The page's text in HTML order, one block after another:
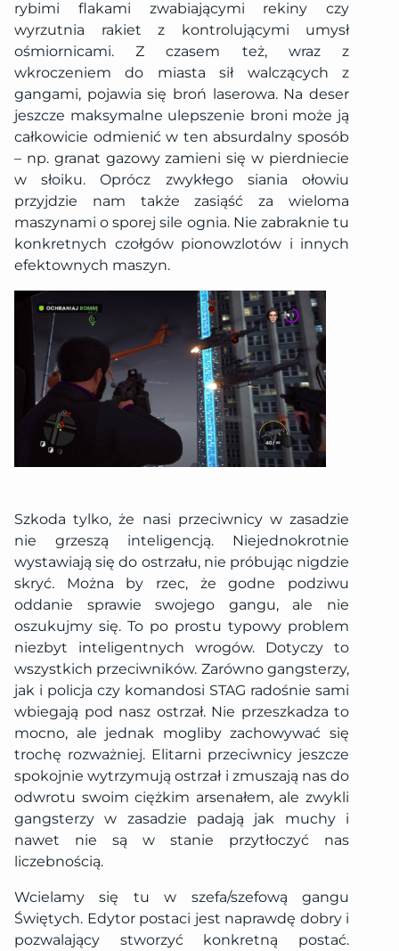
rybimi flakami zwabiającymi rekiny czy
wyrzutnia rakiet z kontrolującymi umysł
ośmiornicami. Z czasem też, wraz z
wkroczeniem do miasta sił walczących z
gangami, pojawia się broń laserowa. Na deser
jeszcze maksymalne ulepszenie broni może ją
całkowicie odmienić w ten absurdalny sposób
– np. granat gazowy zamieni się w pierdniecie
w słoiku. Oprócz zwykłego siania ołowiu
przyjdzie nam także zasiąść za wieloma
maszynami o sporej sile ognia. Nie zabraknie tu
konkretnych czołgów pionowzlotów i innych
efektownych maszyn.
Szkoda tylko, że nasi przeciwnicy w zasadzie
nie grzeszą inteligencją. Niejednokrotnie
wystawiają się do ostrzału, nie próbując nigdzie
skryć. Można by rzec, że godne podziwu
oddanie sprawie swojego gangu, ale nie
oszukujmy się. To po prostu typowy problem
niezbyt inteligentnych wrogów. Dotyczy to
wszystkich przeciwników. Zarówno gangsterzy,
jak i policja czy komandosi STAG radośnie sami
wbiegają pod nasz ostrzał. Nie przeszkadza to
mocno, ale jednak mogliby zachowywać się
trochę rozważniej. Elitarni przeciwnicy jeszcze
spokojnie wytrzymują ostrzał i zmuszają nas do
odwrotu swoim ciężkim arsenałem, ale zwykli
gangsterzy w zasadzie padają jak muchy i
nawet nie są w stanie przytłoczyć nas
liczebnością.
Wcielamy się tu w szefa/szefową gangu
Świętych. Edytor postaci jest naprawdę dobry i
pozwalający stworzyć konkretną postać.